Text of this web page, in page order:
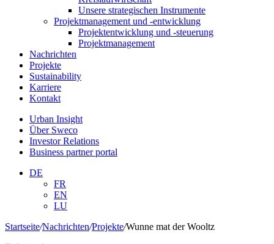
Unsere strategischen Instrumente
Projektmanagement und -entwicklung
Projektentwicklung und -steuerung
Projektmanagement
Nachrichten
Projekte
Sustainability
Karriere
Kontakt
Urban Insight
Über Sweco
Investor Relations
Business partner portal
DE
FR
EN
LU
Startseite/Nachrichten/Projekte/Wunne mat der Wooltz